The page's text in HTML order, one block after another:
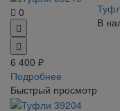
0
В
6 400 ₽
Подробнее
Быстрый просмотр